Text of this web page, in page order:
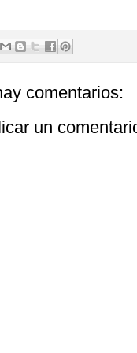
comentarios:
un